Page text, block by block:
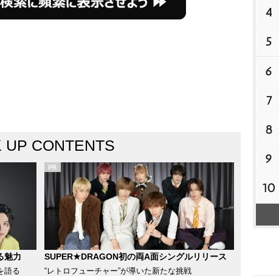
UP CONTENTS
魅力
語る
SUPER★DRAGON初の両A面シングルリリース
“レトロフューチャー”が導いた新たな挑戦
4
5
6
7
8
9
10